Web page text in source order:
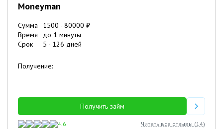
Moneyman
Сумма 1500 - 80000 ₽
Время
до 1 минуты
Срок
5 - 126 дней
Получение:
Получить займ
4.6 Читать все отзывы (14)